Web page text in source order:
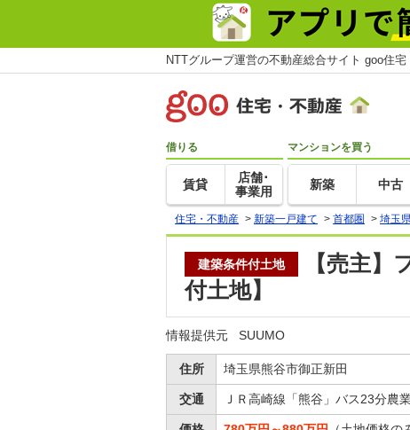
NTTグループ運営の不動産総合サイト goo住宅
借りる
賃貸
店舗･
事業用
マンションを買う
新築 中古
住宅・不動産 > 新築一戸建て > 首都圏 > 埼玉
建築条件付土地
【売主
付土地】
情報提供元 SUUMO
住所 埼玉県熊谷市御正新田
交通 ＪＲ高崎線「熊谷」バス23分農